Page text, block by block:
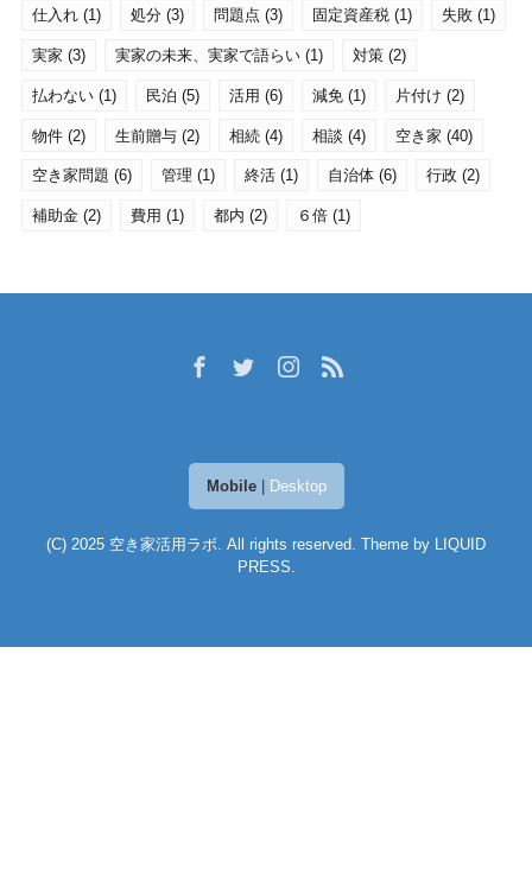
仕入れ(1) 処分(3) 問題点 (3) 固定資産税 (1) 失敗 (1)
実家 (3) 実家の未来、実家で語らい(1) 対策(2)
払わない(1) 民泊 (5) 活用 (6) 減免 (1) 片付け (2)
物件(2) 生前贈与(2) 相続(4) 相談 (4) 空き家 (40)
空き家問題 (6) 管理 (1) 終活(1) 自治体 (6) 行政 (2)
補助金(2) 費用 (1) 都内 (2) ６倍 (1)
Mobile| Desktop
(C) 2025 空き家活用ラボ . All rights reserved. Theme by
LIQUID
PRESS